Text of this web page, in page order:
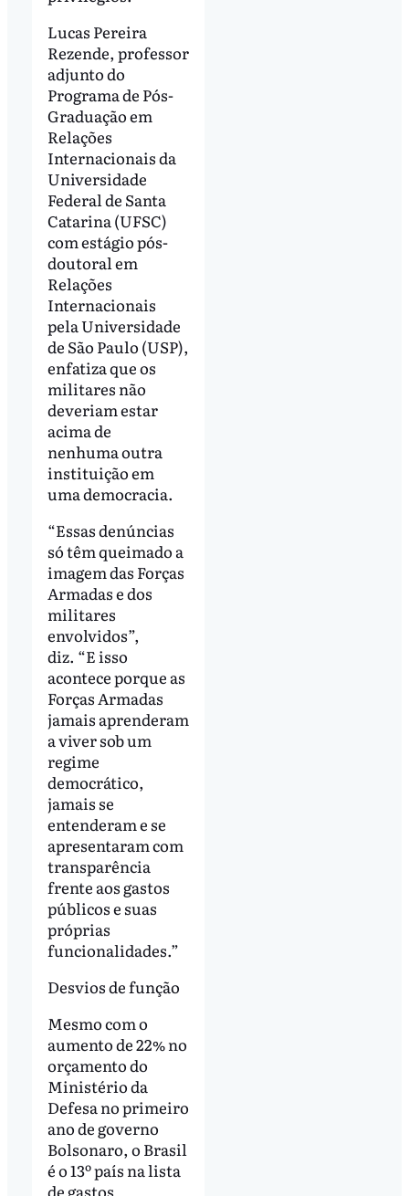
Lucas Pereira
Rezende, professor
adjunto do
Programa de Pós-
Graduação em
Relações
Internacionais da
Universidade
Federal de Santa
Catarina (UFSC)
com estágio pós-
doutoral em
Relações
Internacionais
pela Universidade
de São Paulo (USP),
enfatiza que os
militares não
deveriam estar
acima de
nenhuma outra
instituição em
uma democracia.
“Essas denúncias
só têm queimado a
imagem das Forças
Armadas e dos
militares
envolvidos”,
diz. “E isso
acontece porque as
Forças Armadas
jamais aprenderam
a viver sob um
regime
democrático,
jamais se
entenderam e se
apresentaram com
transparência
frente aos gastos
públicos e suas
próprias
funcionalidades.”
Desvios de função
Mesmo com o
aumento de 22% no
orçamento do
Ministério da
Defesa no primeiro
ano de governo
Bolsonaro, o Brasil
é o 13º país na lista
de gastos